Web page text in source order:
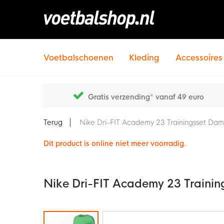
Voetbalschoenen Kleding Accessoires
Gratis verzending* vanaf 49 euro
Terug Nike Dri-FIT Academy 23 Trainingsset
Dit product is online niet meer voorradig.
Nike Dri-FIT Academy 23
Ga